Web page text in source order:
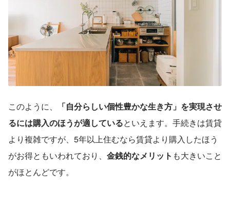
このように、
「自分らしい個性豊かな生き方」を実現させ
るには購入のほうが適しているといえます。手続きは賃貸
より複雑ですが、5年以上住むなら賃貸より購入したほう
がお得ともいわれており、 金銭的なメリット も大きいこと
がほとんどです。